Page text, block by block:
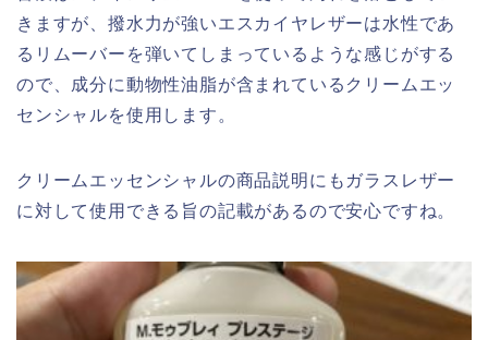
きますが、撥水力が強いエスカイヤレザーは水性であ
るリムーバーを弾いてしまっているような感じがする
ので、成分に動物性油脂が含まれているクリームエッ
センシャルを使用します。
クリームエッセンシャルの商品説明にもガラスレザー
に対して使用できる旨の記載があるので安心ですね。